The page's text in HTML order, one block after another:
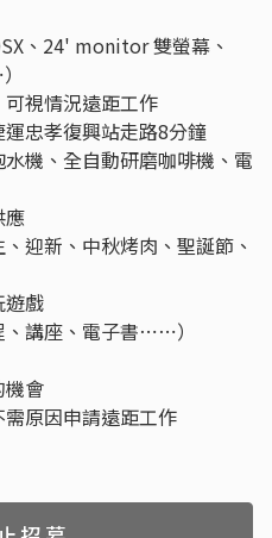
、24' monitor 雙螢幕、
可視情況遠距工作
忠孝復興站走路8分鐘
機、全自動研磨咖啡機、電
應
迎新、中秋烤肉、聖誕節、
遊戲
、講座、電子書⋯⋯）
機會
需原因申請遠距工作